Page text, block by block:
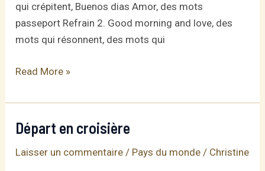
qui crépitent, Buenos dias Amor, des mots
passeport Refrain 2. Good morning and love, des
mots qui résonnent, des mots qui
Bonjour
Read More »
Départ en croisière
Laisser un commentaire / Pays du monde / Christine